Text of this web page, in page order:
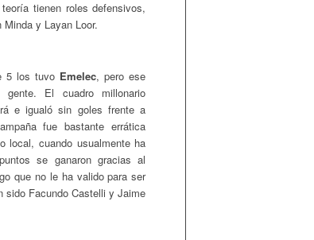
tienen roles defensivos,
y Layan Loor.
5 los tuvo Emelec, pero ese
El cuadro millonario
e igualó sin goles frente a
fue bastante errática
local, cuando usualmente ha
se ganaron gracias al
que no le ha valido para ser
sido Facundo Castelli y Jaime